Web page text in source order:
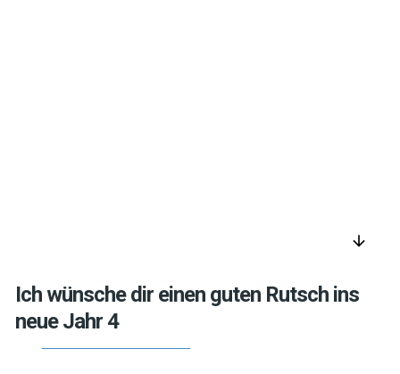
arrow_downward
Ich wünsche dir einen guten Rutsch ins
neue Jahr 4